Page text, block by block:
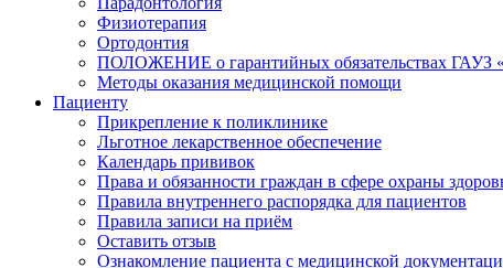
Физиотерапия
Ортодонтия
ПОЛОЖЕНИЕ о гарантийных обязательствах ГАУЗ
Методы оказания медицинской помощи
Пациенту
Прикрепление к поликлинике
Льготное лекарственное обеспечение
Календарь прививок
Права и обязанности граждан в сфере охраны
Правила внутреннего распорядка для пациентов
Правила записи на приём
Оставить отзыв
Ознакомление пациента с медицинской